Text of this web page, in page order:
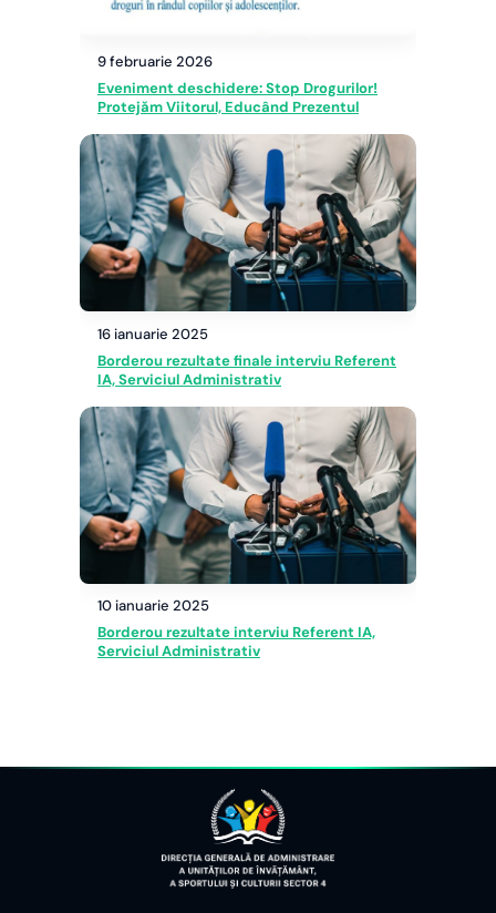
9 februarie 2026
Eveniment deschidere: Stop Drogurilor!
Protejăm Viitorul, Educând Prezentul
16 ianuarie 2025
Borderou rezultate finale interviu Referent
IA, Serviciul Administrativ
10 ianuarie 2025
Borderou rezultate interviu Referent IA,
Serviciul Administrativ